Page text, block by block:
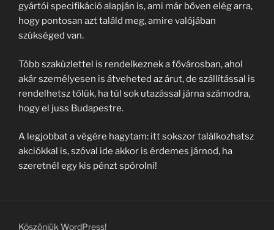
gyártói specifikáció alapján is, ami már bőven elég arra,
hogy pontosan azt találd meg, amire valójában
szükséged van.
Több szaküzlettel is rendelkeznek a fővárosban, ahol
akár személyesen is átveheted az árut, de szállítással is
rendelhetsz tőlük, ha túl sok utazással járna számodra,
hogy el juss Budapestre.
A legjobbat a végére hagytam: itt sokszor találkozhatsz
akciókkal is, szóval ide akkor is érdemes járnod, ha
szeretnél egy kis pénzt spórolni!
Köszönjük WordPress!